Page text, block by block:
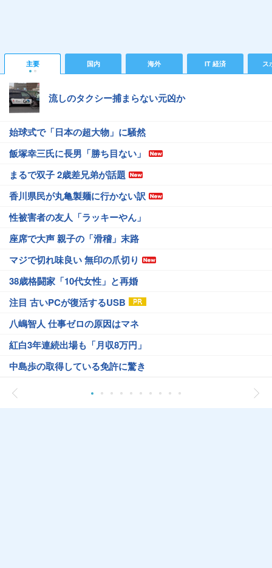
主要 国内 海外 IT 経済 ス
流しのタクシー捕まらない元凶か
始球式で「日本の超大物」に騒然
飯塚幸三氏に長男「勝ち目ない」
まるで双子 2歳差兄弟が話題
香川県民が丸亀製麺に行かない訳
性被害者の友人「ラッキーやん」
座席で大声 親子の「滑稽」末路
マジで切れ味良い 無印の爪切り
38歳格闘家「10代女性」と再婚
注目 古いPCが復活するUSB
八嶋智人 仕事ゼロの原因はマネ
紅白3年連続出場も「月収8万円」
中島歩の取得している免許に驚き